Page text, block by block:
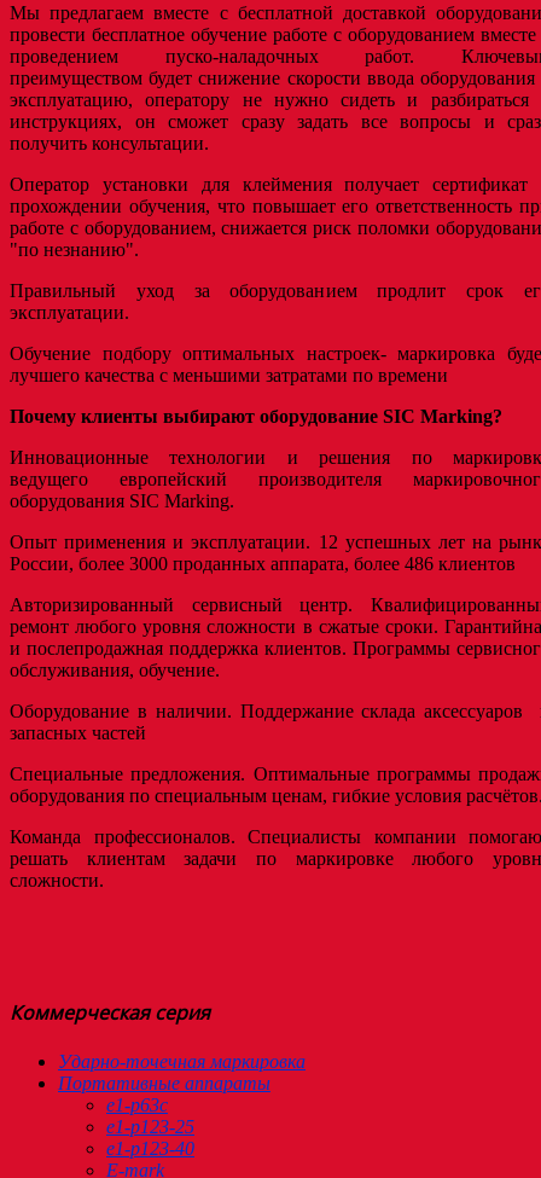
Мы предлагаем вместе с бесплатной доставкой
провести бесплатное обучение работе с оборудованием вместе
проведением пуско-наладочных работ.
преимуществом будет снижение скорости ввода оборудования
эксплуатацию, оператору не нужно сидеть и разбираться
инструкциях, он сможет сразу задать все вопросы и
получить консультации.
Оператор установки для клеймения получает сертификат
прохождении обучения, что повышает его ответственность
работе с оборудованием, снижается риск поломки
"по незнанию".
Правильный уход за оборудованием продлит срок
эксплуатации.
Обучение подбору оптимальных настроек- маркировка
лучшего качества с меньшими затратами по времени
Почему клиенты выбирают оборудование SIC Marking?
Инновационные технологии и решения по
ведущего европейский производителя
оборудования SIC Marking.
Опыт применения и эксплуатации. 12 успешных лет на
России, более 3000 проданных аппарата, более 486 клиентов
Авторизированный сервисный центр.
ремонт любого уровня сложности в сжатые сроки.
и послепродажная поддержка клиентов. Программы
обслуживания, обучение.
Оборудование в наличии. Поддержание склада аксессуаров
запасных частей
Специальные предложения. Оптимальные программы
оборудования по специальным ценам, гибкие условия
Команда профессионалов. Специалисты компании
решать клиентам задачи по маркировке любого
сложности.
Коммерческая серия
Ударно-точечная маркировка
Портативные аппараты
e1-p63c
e1-p123-25
e1-p123-40
E-mark